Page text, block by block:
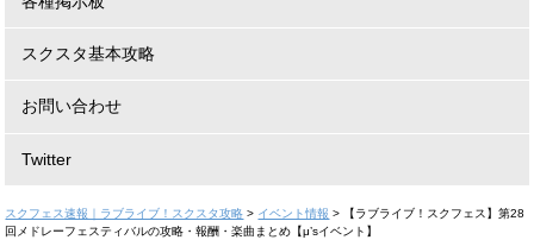
スクスタ基本攻略
お問い合わせ
Twitter
スクフェス速報｜ラブライブ！スクスタ攻略 > イベント情報 >
【ラブライブ！スクフェス】第28
回メドレーフェスティバルの攻略・報酬・楽曲まとめ【μ’sイベント】